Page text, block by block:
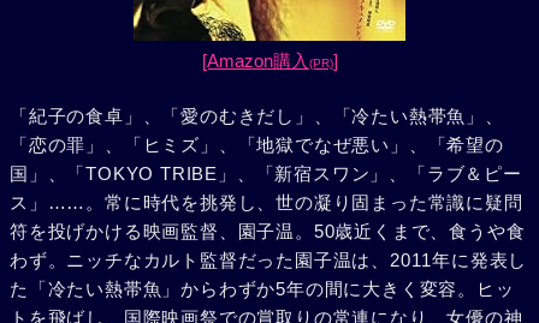
[Amazon購入 (PR)]
「紀子の食卓」、「愛のむきだし」、「冷たい熱帯魚」、
「恋の罪」、「ヒミズ」、「地獄でなぜ悪い」、「希望の
国」、「TOKYO TRIBE」、「新宿スワン」、「ラブ＆ピー
ス」……。常に時代を挑発し、世の凝り固まった常識に疑問
符を投げかける映画監督、園子温。50歳近くまで、食うや食
わず。ニッチなカルト監督だった園子温は、2011年に発表し
た「冷たい熱帯魚」からわずか5年の間に大きく変容。ヒッ
トを飛ばし、国際映画祭での賞取りの常連になり、女優の神